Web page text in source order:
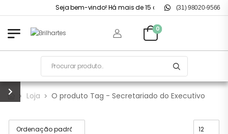
Seja bem-vindo! Há mais de 15 anos no mercado.
(31) 98020-9566
0
Loja O produto Tag - Secretariado do Executivo